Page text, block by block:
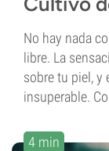
No hay nada
libre. La
sobre tu piel, y
insuperable.
4 min